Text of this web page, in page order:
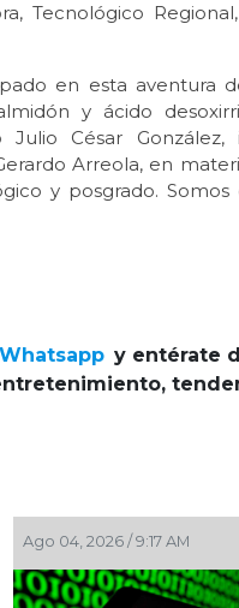
Tecnológico
en esta aventura
y ácido
César
Arreola, en
y posgrado.
y entérate
Jul 29, 2026 / 9:52 AM